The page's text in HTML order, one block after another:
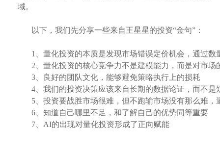
域。
以下，我们先分享一些来自王星星的投资“金句”：
1、 量化投资的本质是发现市场错误定价机会，通过
2、 量化投资的核心竞争力不是建模能力，而是对市场
3、
良好的团队文化，能够避免策略执行上的损耗
4、 我们的投资决策应该来自长期的数据论证，而不是
5、 投资要战胜市场很难，但不跑输市场没有那么难
6、 知道自己哪里不足，和了解自己的优势同等重要
7、 AI的出现对量化投资形成了正向赋能